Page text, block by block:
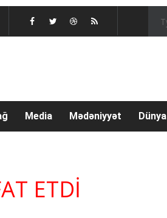
Media Mədəniyyət Dünya
ETDİ